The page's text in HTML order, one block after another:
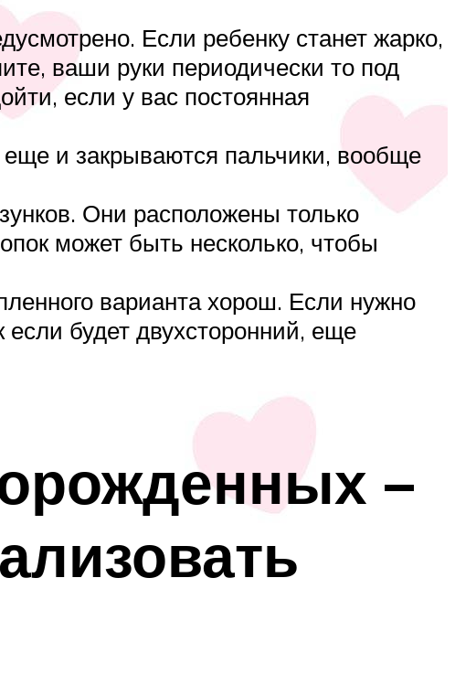
Если ребенку станет жарко,
ваши руки периодически то под
если у вас постоянная
и закрываются пальчики, вообще
Они расположены только
может быть несколько, чтобы
варианта хорош. Если нужно
если будет двухсторонний, еще
–